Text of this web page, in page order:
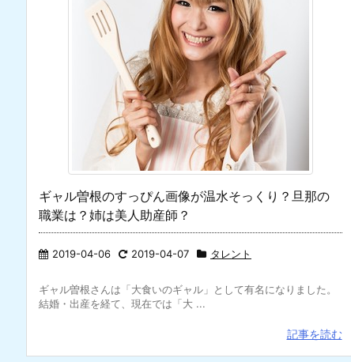
ギャル曽根のすっぴん画像が温水そっくり？旦那の
職業は？姉は美人助産師？
2019-04-06 2019-04-07 タレント
ギャル曽根さんは「大食いのギャル」として有名になりました。
結婚・出産を経て、現在では「大 ...
記事を読む